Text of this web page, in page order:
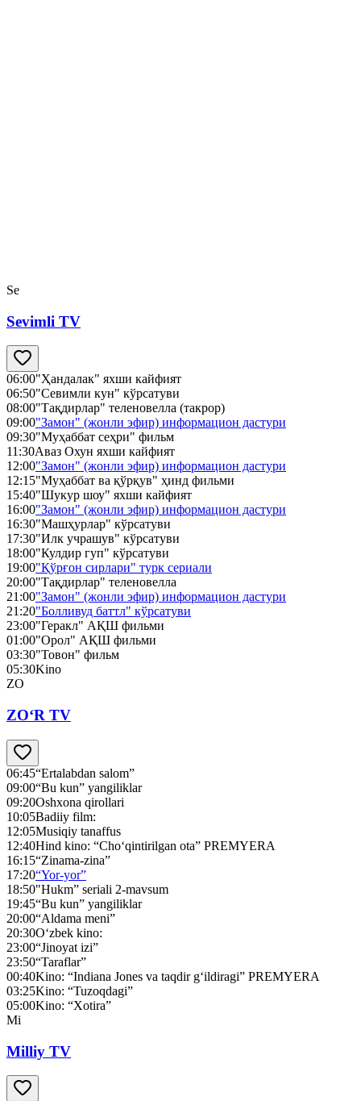
Se
Sevimli TV
06:00"Ҳандалак" яхши кайфият
06:50"Севимли кун" кўрсатуви
08:00"Тақдирлар" теленовелла (такрор)
09:00"Замон" (жонли эфир) информацион дастури
09:30"Муҳаббат сеҳри" фильм
11:30Аваз Охун яхши кайфият
12:00"Замон" (жонли эфир) информацион дастури
12:15"Муҳаббат ва қўрқув" ҳинд фильми
15:40"Шукур шоу" яхши кайфият
16:00"Замон" (жонли эфир) информацион дастури
16:30"Машҳурлар" кўрсатуви
17:30"Илк учрашув" кўрсатуви
18:00"Кулдир гуп" кўрсатуви
19:00"Қўрғон сирлари" турк сериали
20:00"Тақдирлар" теленовелла
21:00"Замон" (жонли эфир) информацион дастури
21:20"Болливуд баттл" кўрсатуви
23:00"Геракл" АҚШ фильми
01:00"Орол" АҚШ фильми
03:30"Товон" фильм
05:30Kino
ZO
ZO‘R TV
06:45“Ertalabdan salom”
09:00“Bu kun” yangiliklar
09:20Oshxona qirollari
10:05Badiiy film:
12:05Musiqiy tanaffus
12:40Hind kino: “Cho‘qintirilgan ota” PREMYERA
16:15“Zinama-zina”
17:20“Yor-yor”
18:50"Нukm” seriali 2-mavsum
19:45“Bu kun” yangiliklar
20:00“Aldama meni”
20:30O‘zbek kino:
23:00“Jinoyat izi”
23:50“Taraflar”
00:40Kino: “Indiana Jones va taqdir g‘ildiragi” PREMYERA
03:25Kino: “Tuzoqdagi”
05:00Kino: “Xotira”
Mi
Milliy TV